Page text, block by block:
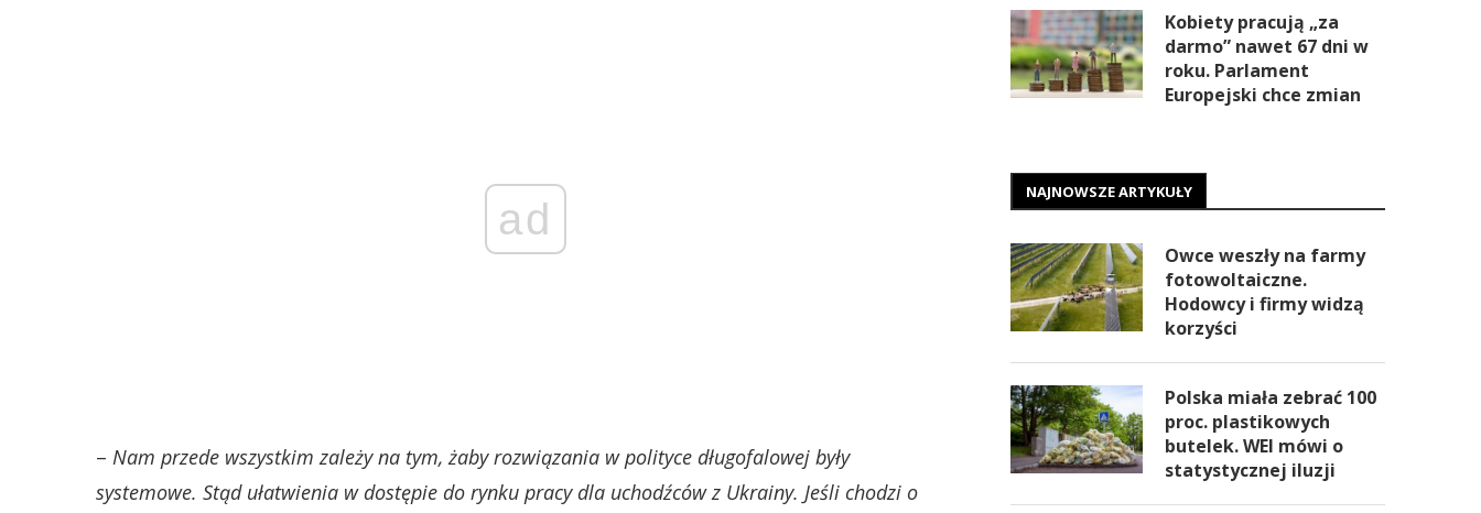
ad
– Nam przede wszystkim zależy na tym, żaby rozwiązania w polityce długofalowej były
systemowe. Stąd ułatwienia w dostępie do rynku pracy dla uchodźców z Ukrainy. Jeśli chodzi o
Kobiety pracują „za
darmo” nawet 67 dni w
roku. Parlament
Europejski chce zmian
NAJNOWSZE ARTYKUŁY
Owce weszły na farmy
fotowoltaiczne.
Hodowcy i firmy widzą
korzyści
Polska miała zebrać 100
proc. plastikowych
butelek. WEI mówi o
statystycznej iluzji